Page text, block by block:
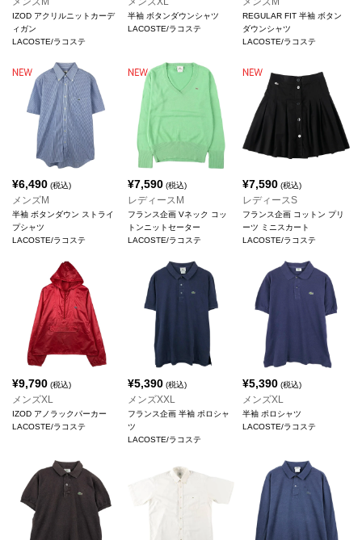
IZOD アクリルニットカーデ
ィガン
LACOSTE/ラコステ
半袖 ボタンダウンシャツ
LACOSTE/ラコステ
REGULAR FIT 半袖 ボタン
ダウンシャツ
LACOSTE/ラコステ
¥6,490 (税込)
メンズM
半袖 ボタンダウン ストライ
プシャツ
LACOSTE/ラコステ
¥7,590(税込)
レディースM
フランス企画 Vネック コッ
トンニットセーター
LACOSTE/ラコステ
¥7,590 (税込)
レディースS
フランス企画 コットン プリ
ーツ ミニスカート
LACOSTE/ラコステ
¥9,790 (税込)
メンズXL
IZOD アノラックパーカー
LACOSTE/ラコステ
¥5,390(税込)
メンズXXL
フランス企画 半袖 ポロシャ
ツ
LACOSTE/ラコステ
¥5,390 (税込)
メンズXL
半袖 ポロシャツ
LACOSTE/ラコステ